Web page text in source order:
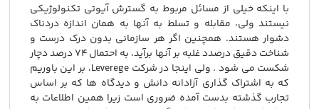
با اینکه خیلی از مسائل مربوط به گسترش آیوتی تکنولوژیکی
نیستند ولی، مقابله و تسلط به آنها به همان اندازه دردناک
دشوار هستند. همچنین اگر هر سازمانی بدون درک درست و
شناخت دقیق درصدد غلبه بر آنها برآید، به احتمال ۷۴ درصد دچار
شکست می شود . ولی اینجا در شرکت Leverege، بر این باوریم
که به اشتراک گذاری آزادانه دانش و دیدگاه ها که بر اساس
تجارب گذشته بدست آمده ضروری است زیرا همین اطلاعات به